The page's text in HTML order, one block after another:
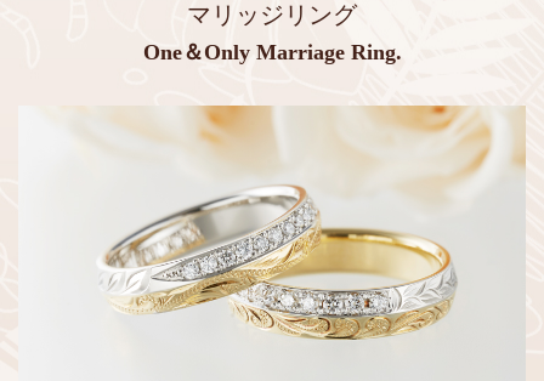
マリッジリング
One＆Only Marriage Ring.